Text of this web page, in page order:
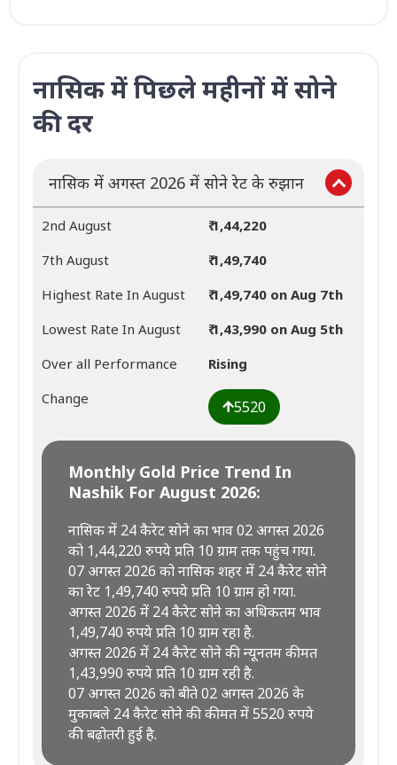
नासिक में पिछले महीनों में सोने
की दर
नासिक में अगस्त 2026 में सोने रेट के रुझान
2nd August
₹ 1,44,220
7th August
₹ 1,49,740
Highest Rate In August
₹ 1,49,740 on Aug 7th
Lowest Rate In August
₹ 1,43,990 on Aug 5th
Over all Performance
Rising
Change
5520
Monthly Gold Price Trend In
Nashik For August 2026:
नासिक में 24 कैरेट सोने का भाव 02 अगस्त 2026
को 1,44,220 रुपये प्रति 10 ग्राम तक पहुंच गया.
07 अगस्त 2026 को नासिक शहर में 24 कैरेट सोने
का रेट 1,49,740 रुपये प्रति 10 ग्राम हो गया.
अगस्त 2026 में 24 कैरेट सोने का अधिकतम भाव
1,49,740 रुपये प्रति 10 ग्राम रहा है.
अगस्त 2026 में 24 कैरेट सोने की न्यूनतम कीमत
1,43,990 रुपये प्रति 10 ग्राम रही है.
07 अगस्त 2026 को बीते 02 अगस्त 2026 के
मुकाबले 24 कैरेट सोने की कीमत में 5520 रुपये
की बढ़ोतरी हुई है.